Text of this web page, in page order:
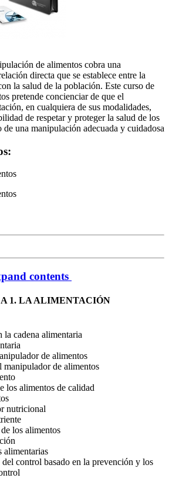
de alimentos cobra una
directa que se establece entre la
la salud de la población. Este curso de
pretende concienciar de que el
en cualquiera de sus modalidades,
de respetar y proteger la salud de los
una manipulación adecuada y cuidadosa
contents
1. LA ALIMENTACIÓN
cadena alimentaria
de alimentos
manipulador de alimentos
los alimentos de calidad
nutricional
los alimentos
alimentarias
control basado en la prevención y los